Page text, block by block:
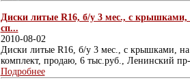
Диски литые R16, б/у 3 мес., с крышками,
сп...
2010-08-02
Диски литые R16, б/у 3 мес., с крышками,
комплект, продаю, 6 тыс.руб., Ленинский
Подробнее